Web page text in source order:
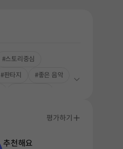
#스토리중심
#판타지
#좋은 음악
평가하기
추천해요